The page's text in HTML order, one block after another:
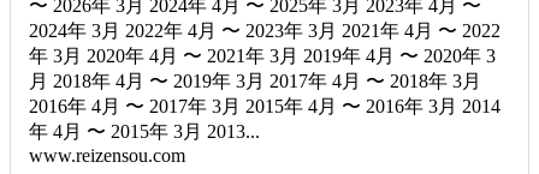
〜 2026年 3月 2024年 4月 〜 2025年 3月 2023年 4月 〜
2024年 3月 2022年 4月 〜 2023年 3月 2021年 4月 〜 2022
年 3月 2020年 4月 〜 2021年 3月 2019年 4月 〜 2020年 3
月 2018年 4月 〜 2019年 3月 2017年 4月 〜 2018年 3月
2016年 4月 〜 2017年 3月 2015年 4月 〜 2016年 3月 2014
年 4月 〜 2015年 3月 2013...
www.reizensou.com